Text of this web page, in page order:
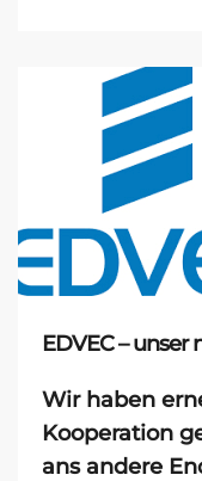
EDVEC –
Wir haben
Kooperation
ans andere